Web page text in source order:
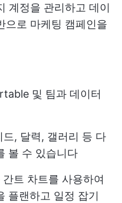
계정을 관리하고 데이
으로 마케팅 캠페인을
및 팀과 데이터
, 달력, 갤러리 등 다
볼 수 있습니다
간트 차트를 사용하여
플랜하고 일정 잡기